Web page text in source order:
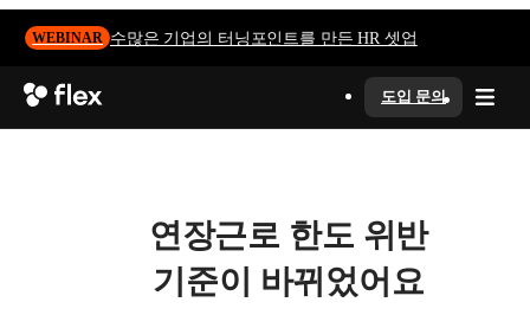
WEBINAR 수많은 기업의 터닝포인트를 만든 HR 셋업
도입 문의
연장근로 한도 위반
기준이 바뀌었어요